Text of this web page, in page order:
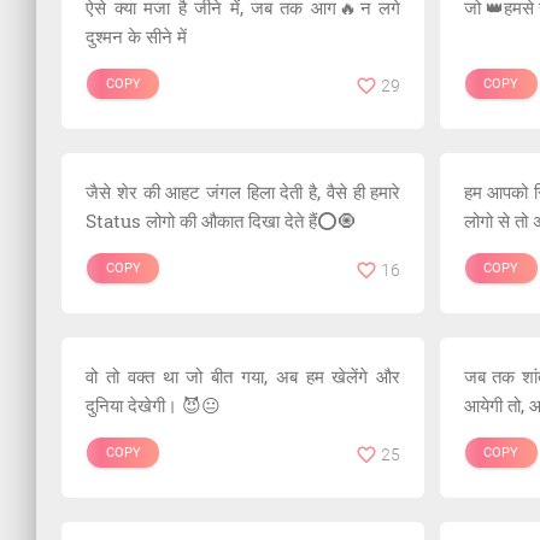
ऐसे क्या मजा है जीने में, जब तक आग🔥न लगे
दुश्मन के सीने में
COPY 29
जो 👑हमसे
COPY
जैसे शेर की आहट जंगल हिला देती है, वैसे ही हमारे
Status लोगो की औकात दिखा देते हैं⭕️🧿
COPY 16
हम आपको
लोगो से तो
COPY
वो तो वक्त था जो बीत गया, अब हम खेलेंगे और
दुनिया देखेगी। 😈😐
COPY 25
जब तक
आयेगी तो,
COPY